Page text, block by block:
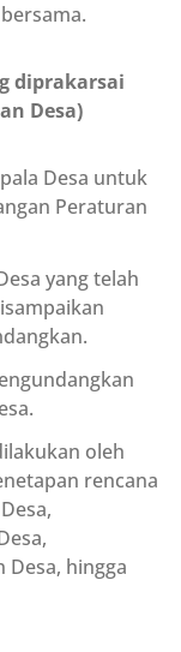
diprakarsai
Desa)
Desa untuk
Peraturan
yang telah
oleh
rencana
Desa, hingga